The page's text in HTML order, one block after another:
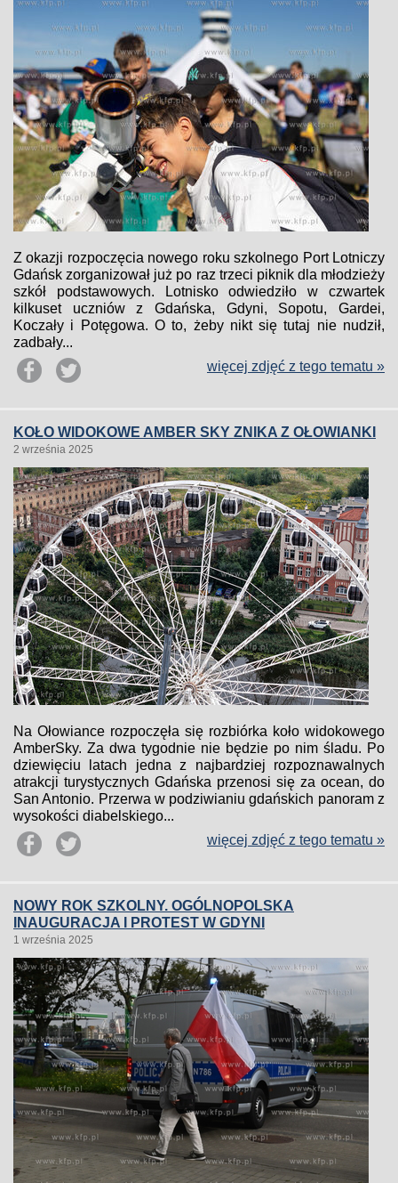
Z okazji rozpoczęcia nowego roku szkolnego Port Lotniczy
Gdańsk zorganizował już po raz trzeci piknik dla młodzieży
szkół podstawowych. Lotnisko odwiedziło w czwartek
kilkuset uczniów z Gdańska, Gdyni, Sopotu, Gardei,
Koczały i Potęgowa. O to, żeby nikt się tutaj nie nudził,
zadbały...
więcej zdjęć z tego tematu »
KOŁO WIDOKOWE AMBER SKY ZNIKA Z OŁOWIANKI
2 września 2025
Na Ołowiance rozpoczęła się rozbiórka koło widokowego
AmberSky. Za dwa tygodnie nie będzie po nim śladu. Po
dziewięciu latach jedna z najbardziej rozpoznawalnych
atrakcji turystycznych Gdańska przenosi się za ocean, do
San Antonio. Przerwa w podziwianiu gdańskich panoram z
wysokości diabelskiego...
więcej zdjęć z tego tematu »
NOWY ROK SZKOLNY. OGÓLNOPOLSKA
INAUGURACJA I PROTEST W GDYNI
1 września 2025